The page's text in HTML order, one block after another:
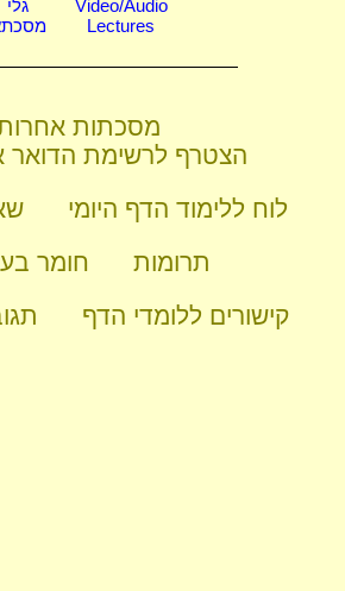
גלי
Video/Audio
Lectures
מסכתות
הצטרף לרשימת הדואר
לוח ללימוד הדף היומי
חומר
תרומות
קישורים ללומדי הדף